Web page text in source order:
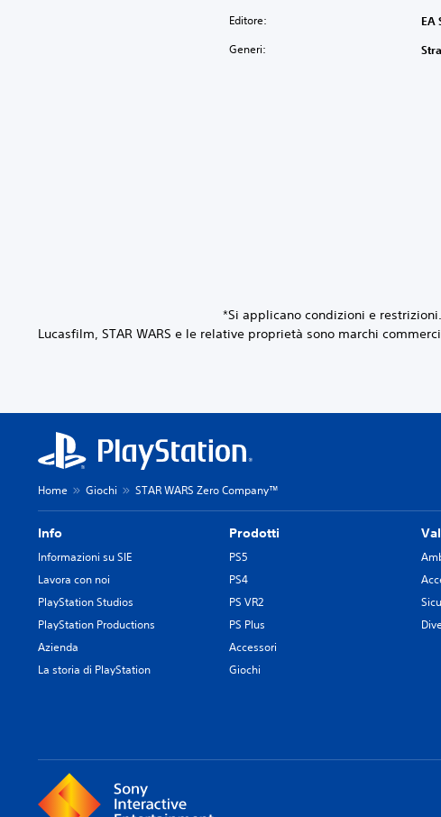
Editore: EA
Generi:
*Si applicano condizioni e
Lucasfilm, STAR WARS e le relative proprietà sono marchi
Home Giochi STAR WARS Zero Company™
Info
Informazioni su SIE
Lavora con noi
PlayStation Studios
PlayStation Productions
Azienda
La storia di PlayStation
Prodotti
PS5
PS4
PS VR2
PS Plus
Accessori
Giochi